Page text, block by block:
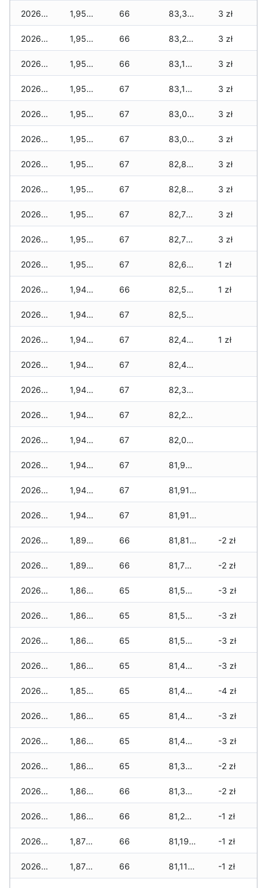
2026-06-19 1,955 zł 66 83,320 zł 3 zł
2026-06-18 1,955 zł 66 83,270 zł 3 zł
2026-06-17 1,955 zł 66 83,175 zł 3 zł
2026-06-16 1,955 zł 67 83,135 zł 3 zł
2026-06-15 1,955 zł 67 83,040 zł 3 zł
2026-06-14 1,955 zł 67 83,010 zł 3 zł
2026-06-13 1,955 zł 67 82,875 zł 3 zł
2026-06-12 1,955 zł 67 82,815 zł 3 zł
2026-06-11 1,955 zł 67 82,750 zł 3 zł
2026-06-10 1,955 zł 67 82,725 zł 3 zł
2026-06-09 1,955 zł 67 82,655 zł 1 zł
2026-06-07 1,945 zł 66 82,525 zł 1 zł
2026-06-06 1,945 zł 67 82,515 zł
2026-06-05 1,945 zł 67 82,465 zł 1 zł
2026-06-04 1,945 zł 67 82,465 zł
2026-06-03 1,945 zł 67 82,345 zł
2026-06-02 1,945 zł 67 82,225 zł
2026-06-01 1,945 zł 67 82,015 zł
2026-05-31 1,945 zł 67 81,965 zł
2026-05-30 1,945 zł 67 81,915 zł
2026-05-29 1,945 zł 67 81,915 zł
2026-05-28 1,895 zł 66 81,815 zł -2 zł
2026-05-27 1,895 zł 66 81,765 zł -2 zł
2026-05-26 1,860 zł 65 81,580 zł -3 zł
2026-05-25 1,860 zł 65 81,570 zł -3 zł
2026-05-24 1,860 zł 65 81,550 zł -3 zł
2026-05-23 1,860 zł 65 81,480 zł -3 zł
2026-05-22 1,850 zł 65 81,450 zł -4 zł
2026-05-21 1,860 zł 65 81,450 zł -3 zł
2026-05-20 1,860 zł 65 81,435 zł -3 zł
2026-05-19 1,860 zł 65 81,385 zł -2 zł
2026-05-18 1,860 zł 66 81,335 zł -2 zł
2026-05-17 1,860 zł 66 81,240 zł -1 zł
2026-05-16 1,870 zł 66 81,190 zł -1 zł
2026-05-15 1,870 zł 66 81,115 zł -1 zł